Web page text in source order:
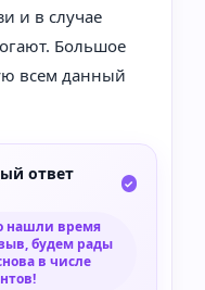
и в случае
Большое
всем данный
ответ
нашли время
будем рады
в числе